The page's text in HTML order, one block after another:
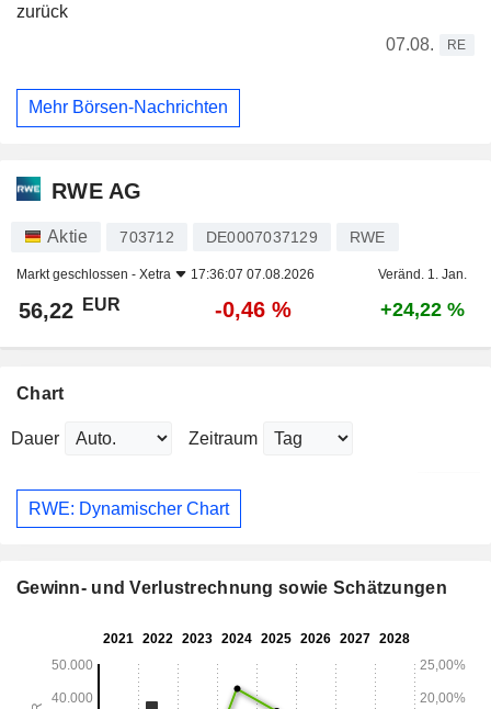
zurück
07.08.
RE
Mehr Börsen-Nachrichten
RWE AG
Aktie 703712 DE0007037129 RWE
Markt geschlossen - Xetra 17:36:07 07.08.2026 Veränd. 1. Jan.
56,22 EUR -0,46 % +24,22 %
Chart
Dauer Zeitraum
RWE: Dynamischer Chart
Gewinn- und Verlustrechnung sowie Schätzungen